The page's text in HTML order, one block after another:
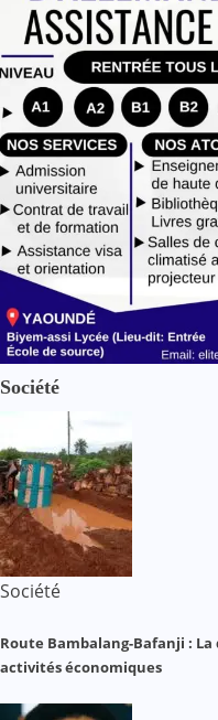
Société
Société
Route Bambalang-Bafanji :
activités économiques